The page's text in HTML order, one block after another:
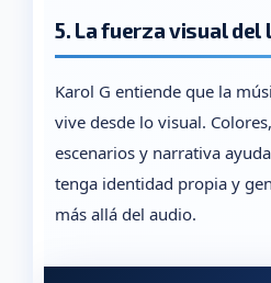
5. La fuerza visual
Karol G entiende que la
vive desde lo visual.
escenarios y narrativa
tenga identidad propia y
más allá del audio.